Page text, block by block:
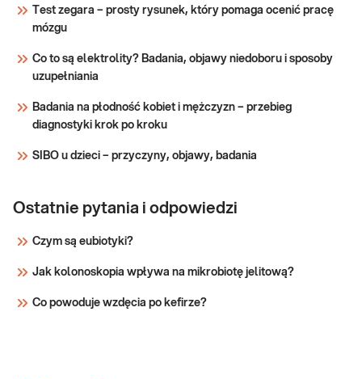
płynna
mogą dostarczać przesłanek dla
zakażeń HPV i Chlamydia trachomatis
Sprawdź
Test zegara – prosty rysunek, który pomaga ocenić pracę
mózgu
Co to są elektrolity? Badania, objawy niedoboru i sposoby
uzupełniania
Badania na płodność kobiet i mężczyzn – przebieg
diagnostyki krok po kroku
SIBO u dzieci – przyczyny, objawy, badania
Ostatnie pytania i odpowiedzi
Czym są eubiotyki?
Jak kolonoskopia wpływa na mikrobiotę jelitową?
Co powoduje wzdęcia po kefirze?